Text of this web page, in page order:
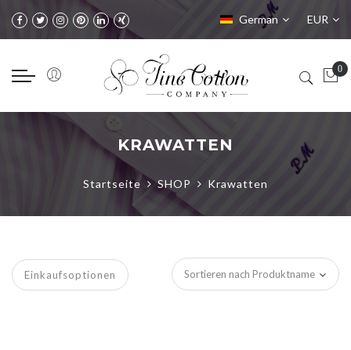
German
EUR
KRAWATTEN
Startseite SHOP Krawatten
Einkaufsoptionen